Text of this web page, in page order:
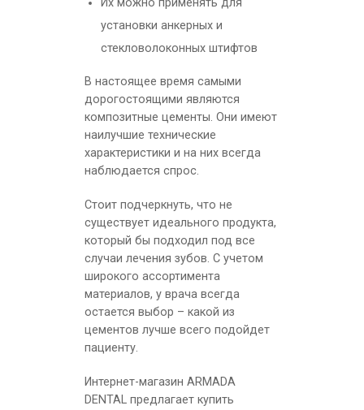
Их можно применять для
установки анкерных и
стекловолоконных штифтов
В настоящее время самыми
дорогостоящими являются
композитные цементы. Они имеют
наилучшие технические
характеристики и на них всегда
наблюдается спрос.
Стоит подчеркнуть, что не
существует идеального продукта,
который бы подходил под все
случаи лечения зубов. С учетом
широкого ассортимента
материалов, у врача всегда
остается выбор – какой из
цементов лучше всего подойдет
пациенту.
Интернет-магазин ARMADA
DENTAL предлагает купить